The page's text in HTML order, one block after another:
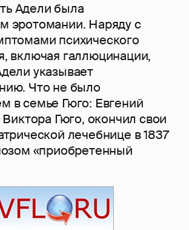
Адели была
эротомании. Наряду с
психического
включая галлюцинации,
указывает
Что не было
в семье Гюго: Евгений
Гюго, окончил свои
лечебнице в 1837
«приобретенный